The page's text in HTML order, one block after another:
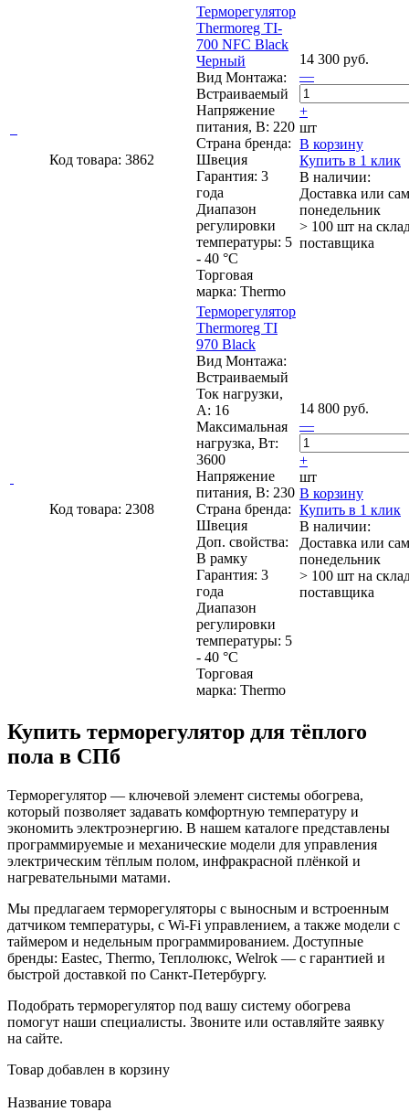
Код товара: 3862
Терморегулятор
Thermoreg TI-
700 NFC Black
Черный
Вид Монтажа:
Встраиваемый
Напряжение
питания, В: 220
Страна бренда:
Швеция
Гарантия: 3
года
Диапазон
регулировки
температуры: 5
- 40 °C
Торговая
марка: Thermo
14 300 руб.
—
+
шт
В корзину
Купить в 1 клик
В наличии:
Доставка или
понедельник
> 100 шт на
поставщика
Код товара: 2308
Терморегулятор
Thermoreg TI
970 Black
Вид Монтажа:
Встраиваемый
Ток нагрузки,
А: 16
Максимальная
нагрузка, Вт:
3600
Напряжение
питания, В: 230
Страна бренда:
Швеция
Доп. свойства:
В рамку
Гарантия: 3
года
Диапазон
регулировки
температуры: 5
- 40 °C
Торговая
марка: Thermo
14 800 руб.
—
+
шт
В корзину
Купить в 1 клик
В наличии:
Доставка или
понедельник
> 100 шт на
поставщика
Купить терморегулятор для тёплого
пола в СПб
Терморегулятор — ключевой элемент системы обогрева,
который позволяет задавать комфортную температуру и
экономить электроэнергию. В нашем каталоге представлены
программируемые и механические модели для управления
электрическим тёплым полом, инфракрасной плёнкой и
нагревательными матами.
Мы предлагаем терморегуляторы с выносным и встроенным
датчиком температуры, с Wi-Fi управлением, а также модели с
таймером и недельным программированием. Доступные
бренды: Eastec, Thermo, Теплолюкс, Welrok — с гарантией и
быстрой доставкой по Санкт-Петербургу.
Подобрать терморегулятор под вашу систему обогрева
помогут наши специалисты. Звоните или оставляйте заявку
на сайте.
Товар добавлен в корзину
Название товара